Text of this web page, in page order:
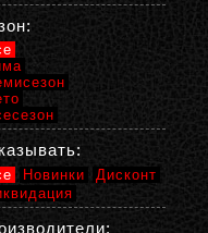
Новинки
Дисконт